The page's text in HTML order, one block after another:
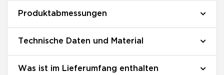
Produktabmessungen
Technische Daten und Material
Was ist im Lieferumfang enthalten